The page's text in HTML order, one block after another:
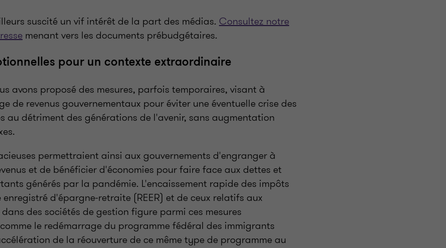
suscité un vif intérêt de la part des médias. Consultez notre
menant vers les documents prébudgétaires.
pour un contexte extraordinaire
avons proposé des mesures, parfois temporaires, visant à
de revenus gouvernementaux pour éviter une éventuelle crise des
au détriment des générations de l'avenir, sans augmentation
permettraient ainsi aux gouvernements d'engranger à
et de bénéficier d'économies pour faire face aux dettes et
générés par la pandémie. L'encaissement rapide des impôts
d'épargne-retraite (REER) et de ceux relatifs aux
des sociétés de gestion figure parmi ces mesures
le redémarrage du programme fédéral des immigrants
de la réouverture de ce même type de programme au